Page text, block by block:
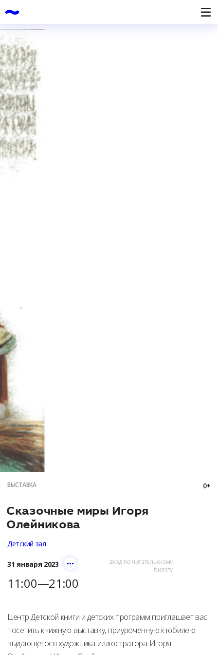
ВЫСТАВКА 0+
Сказочные миры Игоря
Олейникова
Детский зал
31 января 2023
11:00—21:00
вход по читательскому
билету
Центр Детской книги и детских программ приглашает вас
посетить книжную выставку, приуроченную к юбилею
выдающегося художника-иллюстратора Игоря